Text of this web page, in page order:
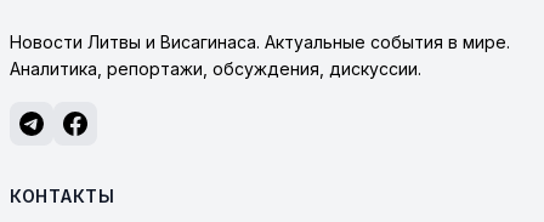
Новости Литвы и Висагинаса. Актуальные события в мире.
Аналитика, репортажи, обсуждения, дискуссии.
КОНТАКТЫ